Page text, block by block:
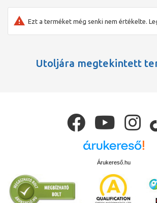
Ezt a terméket még senki nem értékelte.
Utoljára megtekintett
Árukereső.hu